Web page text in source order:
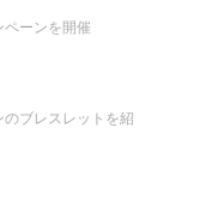
ーンを開催
ブレスレットを紹